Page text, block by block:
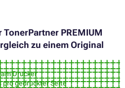
PREMIUM
zu einem Original
Drucker
gedruckter Seite